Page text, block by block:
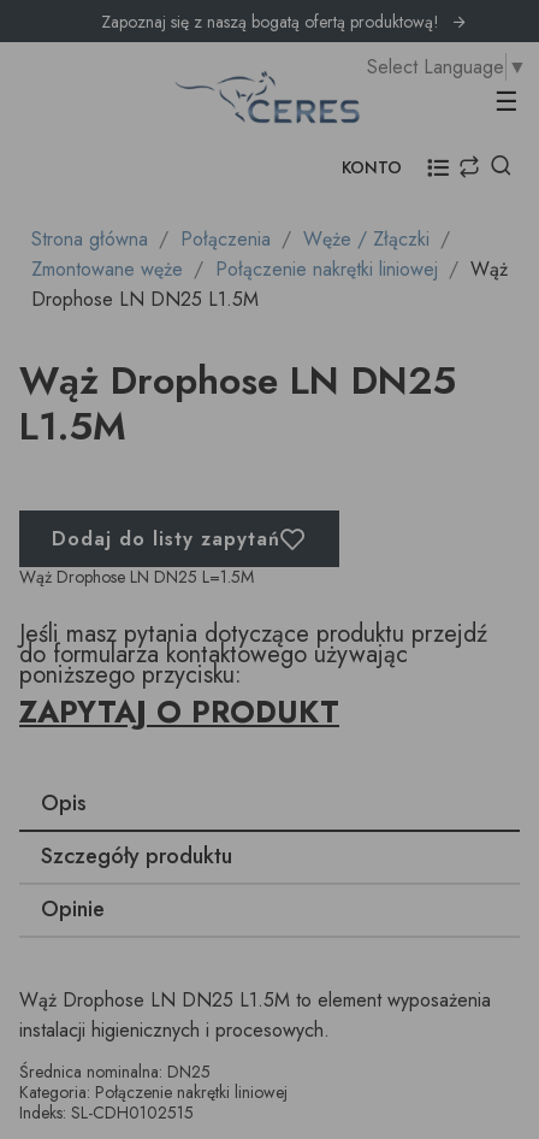
Zapoznaj się z naszą bogatą ofertą produktową!
☰
Select Language ▼
KONTO
Strona główna Połączenia
Węże / Złączki
Zmontowane węże
Połączenie nakrętki liniowej
Wąż
Drophose LN DN25 L1.5M
Wąż Drophose LN DN25
L1.5M
Dodaj do listy zapytań
Wąż Drophose LN DN25 L=1.5M
Jeśli masz pytania dotyczące produktu przejdź
do formularza kontaktowego używając
poniższego przycisku:
ZAPYTAJ O PRODUKT
Opis
Szczegóły produktu
Opinie
Wąż Drophose LN DN25 L1.5M to element wyposażenia
instalacji higienicznych i procesowych.
Średnica nominalna: DN25
Kategoria: Połączenie nakrętki liniowej
Indeks: SL-CDH0102515